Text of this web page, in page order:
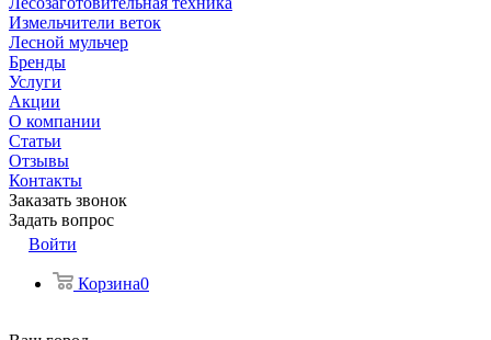
Измельчители веток
Лесной мульчер
Бренды
Услуги
Акции
О компании
Статьи
Отзывы
Контакты
Заказать звонок
Задать вопрос
Войти
Корзина0